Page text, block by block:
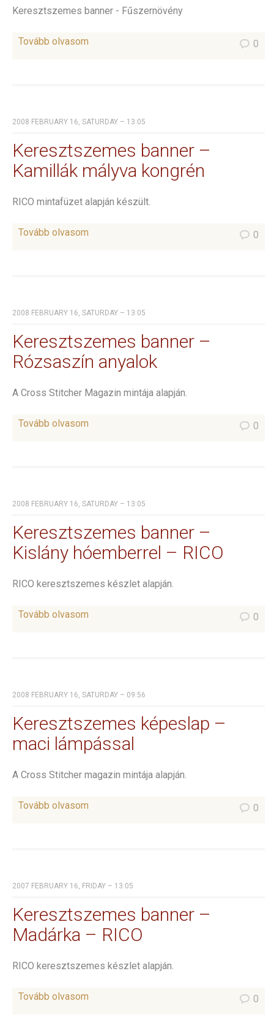
Keresztszemes banner - Fűszernövény
Tovább olvasom 0
2008 FEBRUARY 16, SATURDAY – 13:05
Keresztszemes banner –
Kamillák mályva kongrén
RICO mintafüzet alapján készült.
Tovább olvasom 0
2008 FEBRUARY 16, SATURDAY – 13:05
Keresztszemes banner –
Rózsaszín anyalok
A Cross Stitcher Magazin mintája alapján.
Tovább olvasom 0
2008 FEBRUARY 16, SATURDAY – 13:05
Keresztszemes banner –
Kislány hóemberrel – RICO
RICO keresztszemes készlet alapján.
Tovább olvasom 0
2008 FEBRUARY 16, SATURDAY – 09:56
Keresztszemes képeslap –
maci lámpással
A Cross Stitcher magazin mintája alapján.
Tovább olvasom 0
2007 FEBRUARY 16, FRIDAY – 13:05
Keresztszemes banner –
Madárka – RICO
RICO keresztszemes készlet alapján.
Tovább olvasom 0